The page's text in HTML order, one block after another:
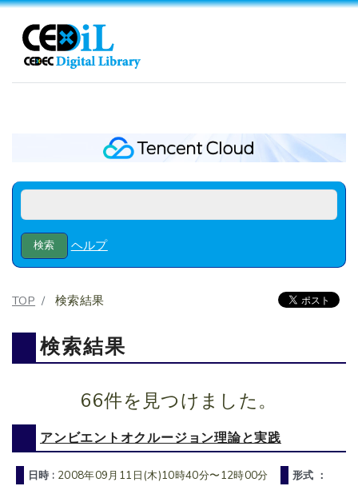
ヘルプ
TOP 検索結果
検索結果
66件を見つけました。
アンビエントオクルージョン理論と実践
日時 : 2008年09月11日(木)10時40分〜12時00分
形式 ：